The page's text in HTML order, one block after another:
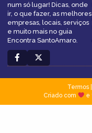
num só lugar! Dicas, onde
ir, o que fazer, as melhores
empresas, locais, serviços
e muito mais no guia
Encontra SantoAmaro.
Termos|
Criado com
e